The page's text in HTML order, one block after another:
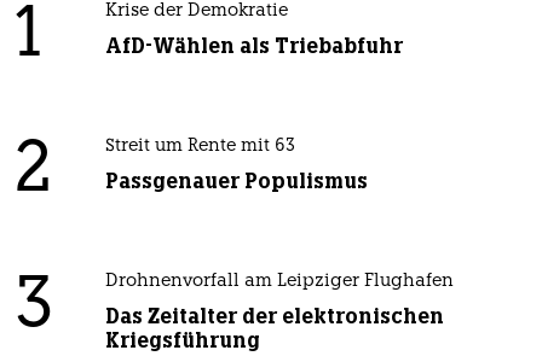
1 Krise der Demokratie
AfD-Wählen als Triebabfuhr
2 Streit um Rente mit 63
Passgenauer Populismus
3 Drohnenvorfall am Leipziger Flughafen
Das Zeitalter der elektronischen
Kriegsführung